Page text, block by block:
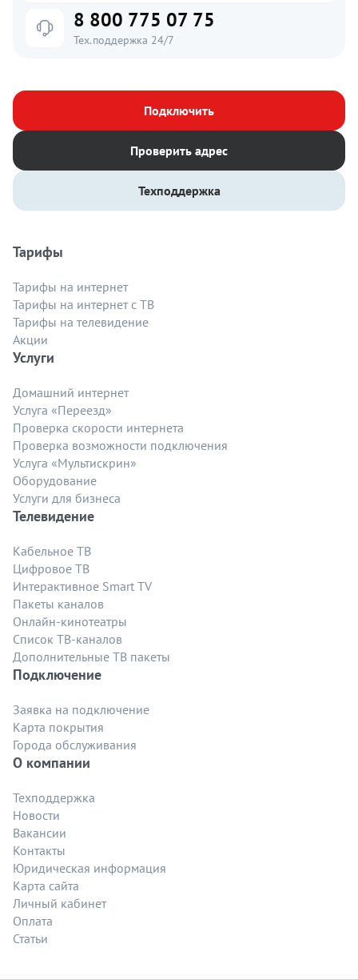
8 800 775 07 75
Тех.поддержка 24/7
Подключить
Проверить адрес
Техподдержка
Тарифы
Тарифы на интернет
Тарифы на интернет с ТВ
Тарифы на телевидение
Акции
Услуги
Домашний интернет
Услуга «Переезд»
Проверка скорости интернета
Проверка возможности подключения
Услуга «Мультискрин»
Оборудование
Услуги для бизнеса
Телевидение
Кабельное ТВ
Цифровое ТВ
Интерактивное Smart TV
Пакеты каналов
Онлайн-кинотеатры
Список ТВ-каналов
Дополнительные ТВ пакеты
Подключение
Заявка на подключение
Карта покрытия
Города обслуживания
О компании
Техподдержка
Новости
Вакансии
Контакты
Юридическая информация
Карта сайта
Личный кабинет
Оплата
Статьи